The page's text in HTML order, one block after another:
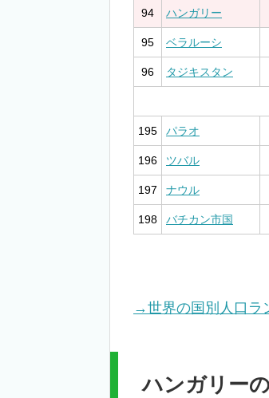
94 ハンガリー
95 ベラルーシ
96 タジキスタン
195 パラオ
196 ツバル
197 ナウル
198 バチカン市国
→世界の国別人口ラ
ハンガリー